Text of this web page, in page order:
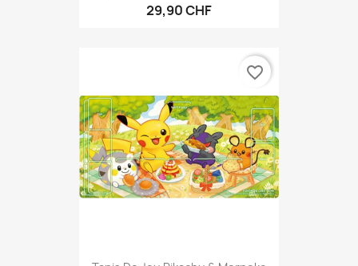
29,90 CHF
favorite_border